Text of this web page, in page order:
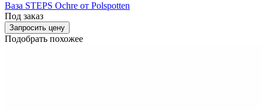
Ваза STEPS Ochre от Polspotten
Под заказ
Запросить цену
Подобрать похожее